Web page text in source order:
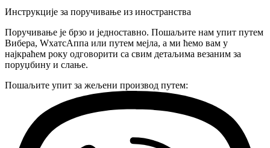
Инструкције за поручивање из иностранства
Поручивање је брзо и једноставно. Пошаљите нам упит путем
Вибера, WхатсАппа или путем мејла, а ми ћемо вам у
најкраћем року одговорити са свим детаљима везаним за
поруџбину и слање.
Пошаљите упит за жељени производ путем: